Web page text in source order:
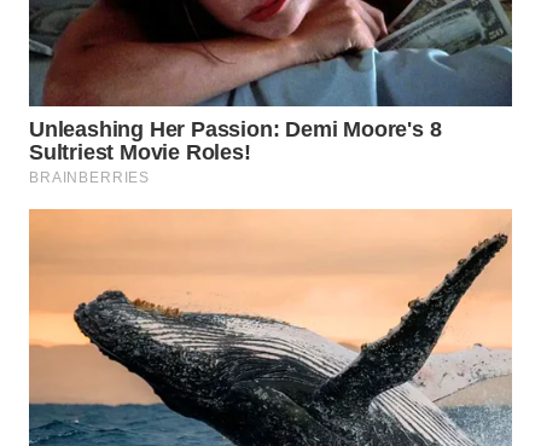
WN
SUMEDANG
CIANJUR
WN
WN
TANGERANG
WN
BINJAI